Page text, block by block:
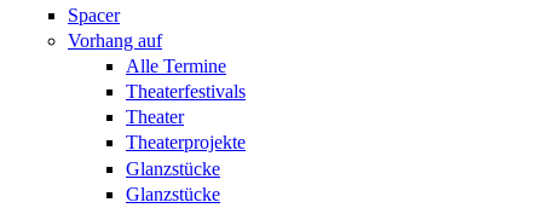
Spacer
Vorhang auf
Alle Termine
Theaterfestivals
Theater
Theaterprojekte
Glanzstücke
Glanzstücke